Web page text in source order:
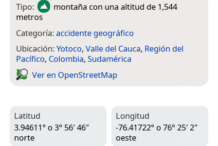
Tipo: montaña con una altitud de 1,544
metros
Categoría:accidente geográfico
Ubicación:Yotoco, Valle del Cauca, Región del
Pacífico, Colombia, Sudamérica
Ver en Open­Street­Map
Latitud
3.94611° o 3° 56′ 46″
norte
Longitud
-76.41722° o 76° 25′ 2″
oeste